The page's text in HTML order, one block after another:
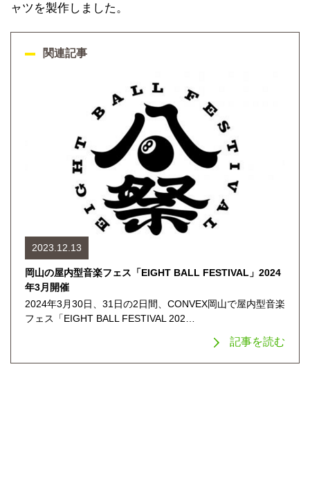
ャツを製作しました。
関連記事
2023.12.13
岡山の屋内型音楽フェス「EIGHT BALL FESTIVAL」2024
年3月開催
2024年3月30日、31日の2日間、CONVEX岡山で屋内型音楽
フェス「EIGHT BALL FESTIVAL 202…
記事を読む